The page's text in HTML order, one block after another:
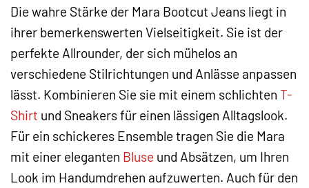
Die wahre Stärke der Mara Bootcut Jeans liegt in
ihrer bemerkenswerten Vielseitigkeit. Sie ist der
perfekte Allrounder, der sich mühelos an
verschiedene Stilrichtungen und Anlässe anpassen
lässt. Kombinieren Sie sie mit einem schlichten T-
Shirt und Sneakers für einen lässigen Alltagslook.
Für ein schickeres Ensemble tragen Sie die Mara
mit einer eleganten Bluse und Absätzen, um Ihren
Look im Handumdrehen aufzuwerten. Auch für den